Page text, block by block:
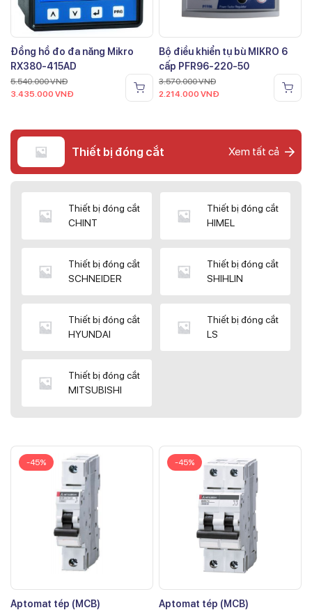
Đồng hồ đo đa năng Mikro
RX380-415AD
5.540.000VNĐ
3.435.000 VNĐ
Bộ điều khiển tụ bù MIKRO 6
cấp PFR96-220-50
3.570.000VNĐ
2.214.000 VNĐ
Thiết bị đóng cắt Xem tất cả
Thiết bị đóng cắt
CHINT
Thiết bị đóng cắt
HIMEL
Thiết bị đóng cắt
SCHNEIDER
Thiết bị đóng cắt
SHIHLIN
Thiết bị đóng cắt
HYUNDAI
Thiết bị đóng cắt
LS
Thiết bị đóng cắt
MITSUBISHI
-45%
Aptomat tép (MCB)
-45%
Aptomat tép (MCB)